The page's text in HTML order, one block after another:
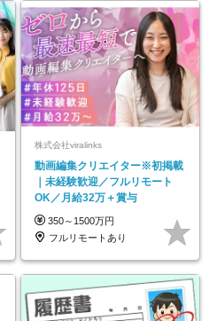
株式会社viralinks
動画編集クリエイター※初掲載
｜未経験歓迎／フルリモート
OK／月給32万＋賞与
350～1500万円
フルリモートあり